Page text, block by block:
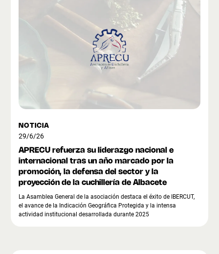
NOTICIA
29/6/26
APRECU refuerza su liderazgo nacional e
internacional tras un año marcado por la
promoción, la defensa del sector y la
proyección de la cuchillería de Albacete
La Asamblea General de la asociación destaca el éxito de IBERCUT,
el avance de la Indicación Geográfica Protegida y la intensa
actividad institucional desarrollada durante 2025